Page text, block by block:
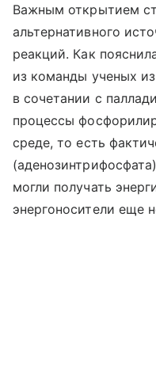
Важным открытием
альтернативного
реакций. Как
из команды ученых
в сочетании с
процессы
среде, то есть
могли получать
энергоносители еще